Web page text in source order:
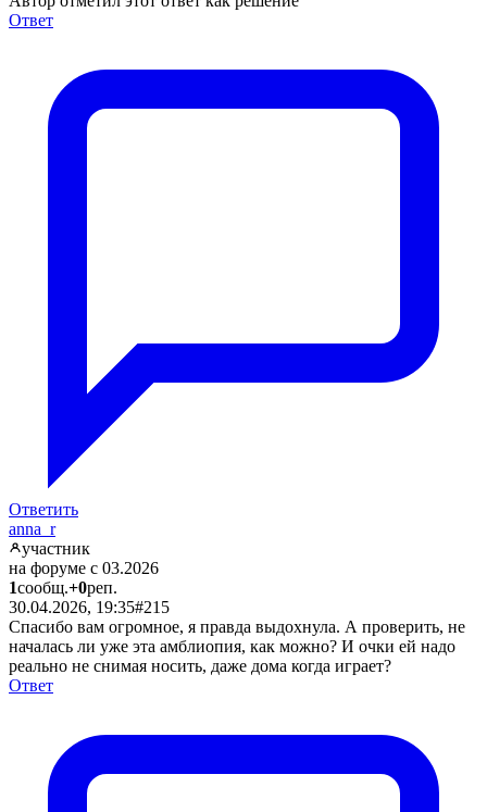
Ответ
Ответить
anna_r
участник
на форуме с 03.2026
1сообщ.+0реп.
30.04.2026, 19:35#215
Спасибо вам огромное, я правда выдохнула. А проверить, не
началась ли уже эта амблиопия, как можно? И очки ей надо
реально не снимая носить, даже дома когда играет?
Ответ